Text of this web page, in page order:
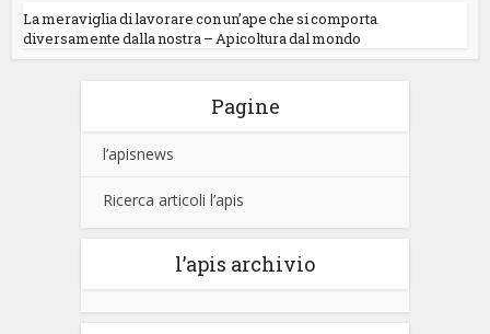
La meraviglia di lavorare con un’ape che si comporta
diversamente dalla nostra – Apicoltura dal mondo
Pagine
l’apisnews
Ricerca articoli l’apis
l’apis archivio